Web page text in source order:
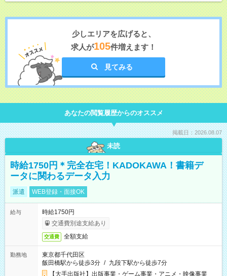
少しエリアを広げると、
求人が105件増えます！
見てみる
あなたの閲覧履歴からのオススメ
掲載日：2026.08.07
未読
時給1750円＊完全在宅！KADOKAWA！書籍デ
ータに関わるデータ入力
派遣 WEB登録・面接OK
給与
時給1750円
交通費別途支給あり
交通費 全額支給
勤務地
東京都千代田区
飯田橋駅から徒歩3分 / 九段下駅から徒歩7分
【大手出版社】出版事業・ゲーム事業・アニメ・映像事業